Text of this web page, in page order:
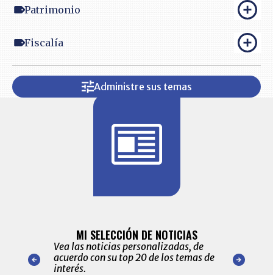
Patrimonio
Fiscalía
Administre sus temas
nuestro
para
MI SELECCIÓN DE NOTICIAS
Vea las noticias personalizadas, de
acuerdo con su top 20 de los temas de
interés.
de las